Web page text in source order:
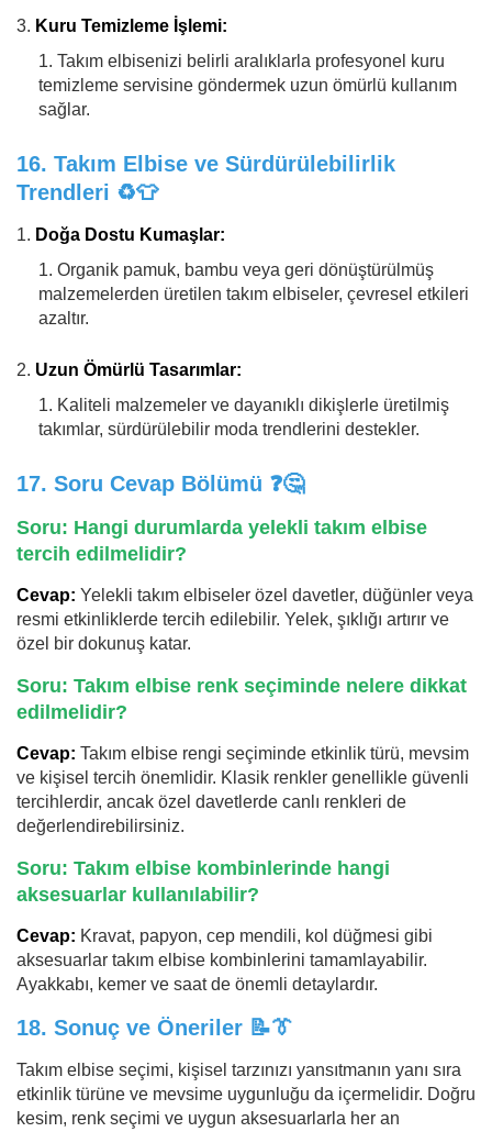
Kuru Temizleme İşlemi:
Takım elbisenizi belirli aralıklarla profesyonel kuru
temizleme servisine göndermek uzun ömürlü kullanım
sağlar.
16. Takım Elbise ve Sürdürülebilirlik
Trendleri ♻️👕
Doğa Dostu Kumaşlar:
Organik pamuk, bambu veya geri dönüştürülmüş
malzemelerden üretilen takım elbiseler, çevresel etkileri
azaltır.
Uzun Ömürlü Tasarımlar:
Kaliteli malzemeler ve dayanıklı dikişlerle üretilmiş
takımlar, sürdürülebilir moda trendlerini destekler.
17. Soru Cevap Bölümü ❓🤔
Soru: Hangi durumlarda yelekli takım elbise
tercih edilmelidir?
Cevap: Yelekli takım elbiseler özel davetler, düğünler veya
resmi etkinliklerde tercih edilebilir. Yelek, şıklığı artırır ve
özel bir dokunuş katar.
Soru: Takım elbise renk seçiminde nelere dikkat
edilmelidir?
Cevap: Takım elbise rengi seçiminde etkinlik türü, mevsim
ve kişisel tercih önemlidir. Klasik renkler genellikle güvenli
tercihlerdir, ancak özel davetlerde canlı renkleri de
değerlendirebilirsiniz.
Soru: Takım elbise kombinlerinde hangi
aksesuarlar kullanılabilir?
Cevap: Kravat, papyon, cep mendili, kol düğmesi gibi
aksesuarlar takım elbise kombinlerini tamamlayabilir.
Ayakkabı, kemer ve saat de önemli detaylardır.
18. Sonuç ve Öneriler 📝👔
Takım elbise seçimi, kişisel tarzınızı yansıtmanın yanı sıra
etkinlik türüne ve mevsime uygunluğu da içermelidir. Doğru
kesim, renk seçimi ve uygun aksesuarlarla her an